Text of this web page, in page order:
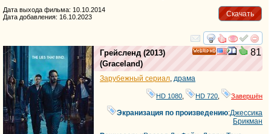
Скачать
Дата выхода фильма: 10.10.2014
Дата добавления: 16.10.2023
смотреть
81
Грейсленд (2013)
(Graceland)
Зарубежный сериал драма
HD 1080 HD 720 Завершён
Экранизация по произведению:Джессика
Брикман